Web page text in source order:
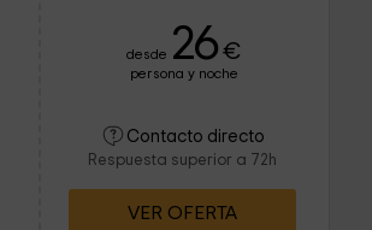
desde 26 €
persona y noche
Contacto directo
Respuesta superior a 72h
VER OFERTA